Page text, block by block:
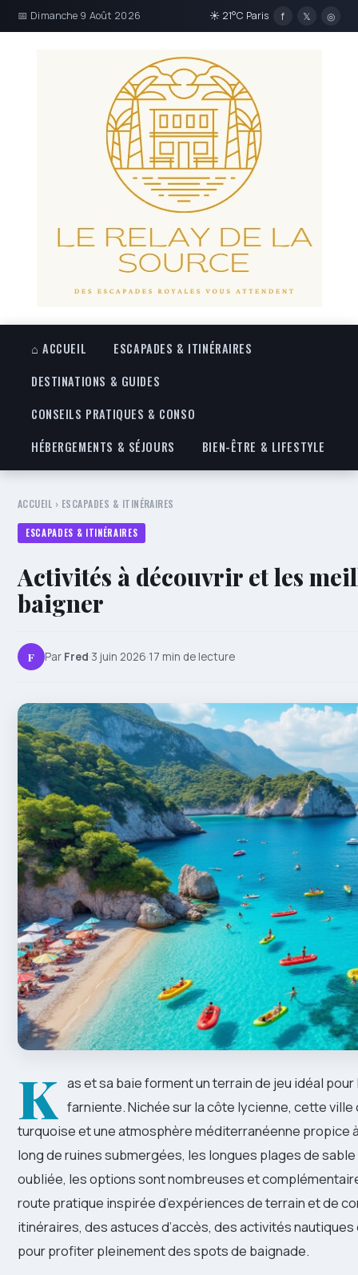
📅 Dimanche 9 Août 2026 ☀ 21°C Paris f 𝕏 ◎
⌂ ACCUEIL
ESCAPADES & ITINÉRAIRES
DESTINATIONS & GUIDES
CONSEILS PRATIQUES & CONSO
HÉBERGEMENTS & SÉJOURS
BIEN-ÊTRE & LIFESTYLE
ACCUEIL › ESCAPADES & ITINÉRAIRES
ESCAPADES & ITINÉRAIRES
Activités à découvrir et les
baigner
F Par Fred·3 juin 2026·17 min de lecture
K as et sa baie forment un terrain de jeu idéal
farniente. Nichée sur la côte lycienne, cette
turquoise et une atmosphère méditerranéenne propice
long de ruines submergées, les longues plages de
oubliée, les options sont nombreuses et
route pratique inspirée d’expériences de terrain et de
itinéraires, des astuces d’accès, des activités
pour profiter pleinement des spots de baignade.